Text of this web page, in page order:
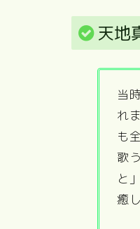
天地
当
れ
も
歌
と
癒